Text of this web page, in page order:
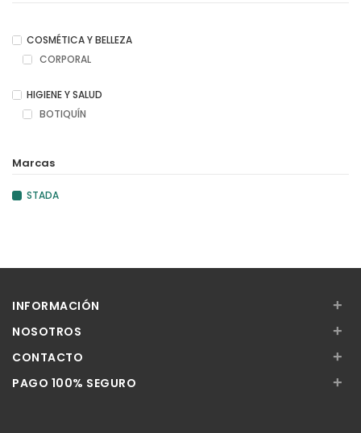
COSMÉTICA Y BELLEZA
CORPORAL
HIGIENE Y SALUD
BOTIQUÍN
Marcas
STADA
INFORMACIÓN +
NOSOTROS +
CONTACTO +
PAGO 100% SEGURO +